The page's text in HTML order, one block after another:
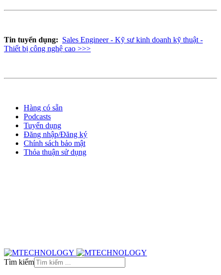
Tin tuyển dụng: Sales Engineer - Kỹ sư kinh doanh kỹ thuật -
Thiết bị công nghệ cao >>>
Hàng có sẵn
Podcasts
Tuyển dụng
Đăng nhập/Đăng ký
Chính sách bảo mật
Thỏa thuận sử dụng
Tìm kiếm